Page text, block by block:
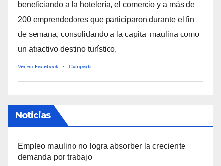
beneficiando a la hotelería, el comercio y a más de
200 emprendedores que participaron durante el fin
de semana, consolidando a la capital maulina como
un atractivo destino turístico.
Ver en Facebook · Compartir
Noticias
Empleo maulino no logra absorber la creciente
demanda por trabajo